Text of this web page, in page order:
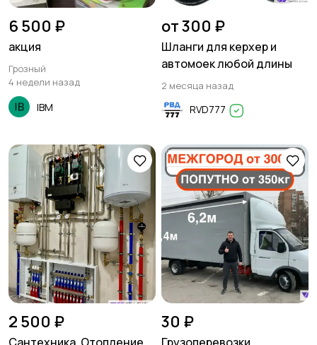
6 500 ₽
акция
Грозный
4 недели назад
IBM
от 300 ₽
Шланги для керхер и
автомоек любой длины
2 месяца назад
RVD777
2 500 ₽ 30 ₽